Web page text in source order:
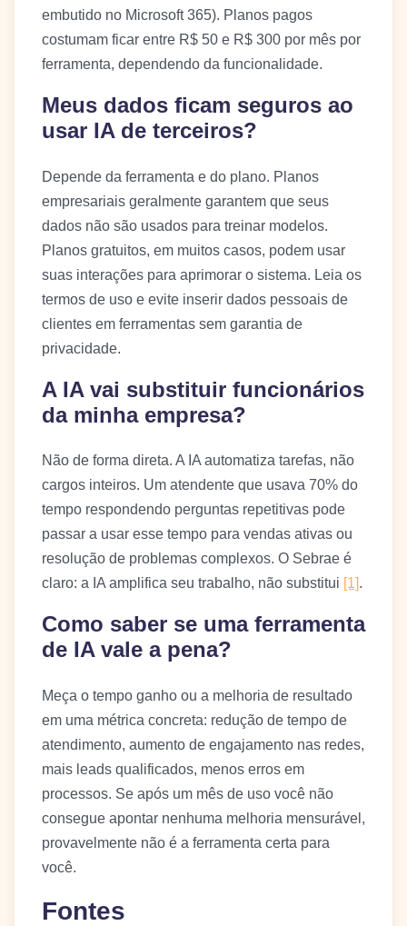
embutido no Microsoft 365). Planos pagos
costumam ficar entre R$ 50 e R$ 300 por mês por
ferramenta, dependendo da funcionalidade.
Meus dados ficam seguros ao
usar IA de terceiros?
Depende da ferramenta e do plano. Planos
empresariais geralmente garantem que seus
dados não são usados para treinar modelos.
Planos gratuitos, em muitos casos, podem usar
suas interações para aprimorar o sistema. Leia os
termos de uso e evite inserir dados pessoais de
clientes em ferramentas sem garantia de
privacidade.
A IA vai substituir funcionários
da minha empresa?
Não de forma direta. A IA automatiza tarefas, não
cargos inteiros. Um atendente que usava 70% do
tempo respondendo perguntas repetitivas pode
passar a usar esse tempo para vendas ativas ou
resolução de problemas complexos. O Sebrae é
claro: a IA amplifica seu trabalho, não substitui [1].
Como saber se uma ferramenta
de IA vale a pena?
Meça o tempo ganho ou a melhoria de resultado
em uma métrica concreta: redução de tempo de
atendimento, aumento de engajamento nas redes,
mais leads qualificados, menos erros em
processos. Se após um mês de uso você não
consegue apontar nenhuma melhoria mensurável,
provavelmente não é a ferramenta certa para
você.
Fontes